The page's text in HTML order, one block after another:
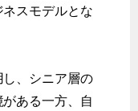
スモデルとな
、シニア層の
ある一方、自